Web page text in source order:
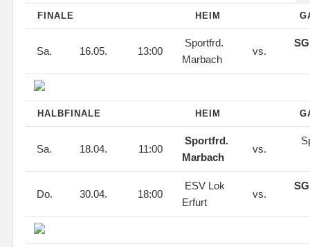
FINALE HEIM
Sa. 16.05. 13:00
Sportfrd.
Marbach
vs.
HALBFINALE HEIM
Sa. 18.04. 11:00
Sportfrd.
Marbach
vs.
Do. 30.04. 18:00
ESV Lok
Erfurt
vs.